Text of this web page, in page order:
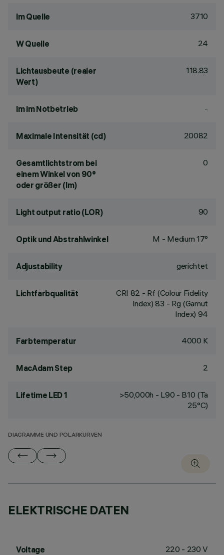
lm Quelle 3710
W Quelle 24
Lichtausbeute (realer
Wert)
118.83
lm im Notbetrieb -
Maximale Intensität (cd) 20082
Gesamtlichtstrom bei
einem Winkel von 90°
oder größer (lm)
0
Light output ratio (LOR) 90
Optik und Abstrahlwinkel M - Medium 17°
Adjustability gerichtet
Lichtfarbqualität CRI 82 - Rf (Colour Fidelity
Index) 83 - Rg (Gamut
Index) 94
Farbtemperatur 4000 K
MacAdam Step 2
Lifetime LED 1
>50,000h - L90 - B10 (Ta
25°C)
DIAGRAMME UND POLARKURVEN
ELEKTRISCHE DATEN
Voltage 220 - 230 V